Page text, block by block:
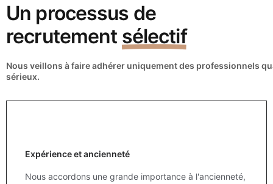
Un processus de
recrutement sélectif
Nous veillons à faire adhérer uniquement des professionnels
sérieux.
Expérience et ancienneté
Nous accordons une grande importance à l'ancienneté,